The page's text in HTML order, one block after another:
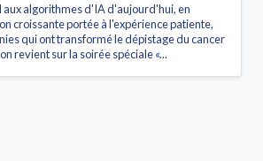
algorithmes d'IA d'aujourd'hui, en
croissante portée à l'expérience patiente,
qui ont transformé le dépistage du cancer
revient sur la soirée spéciale «...